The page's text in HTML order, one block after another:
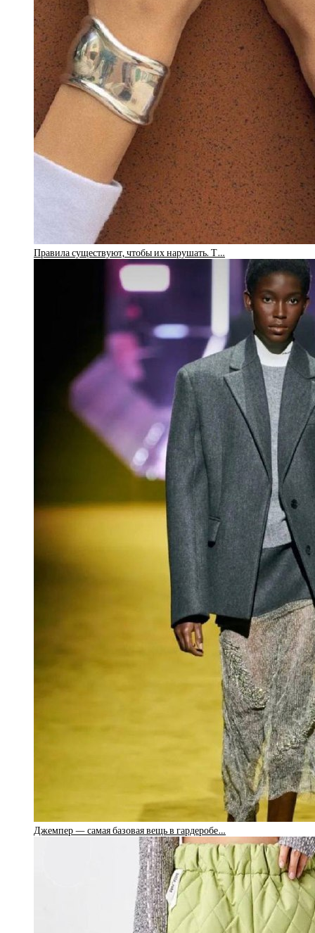
Правила существуют, чтобы их нарушать. Т…
Джемпер — самая базовая вещь в гардеробе…